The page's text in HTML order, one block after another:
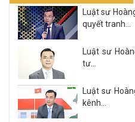
Luật sư
quyết tranh...
Luật sư
tư...
Luật sư
kênh...